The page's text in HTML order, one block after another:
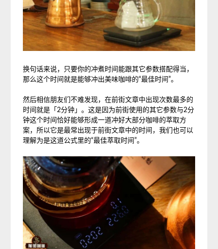
换句话来说，只要你的冲煮时间能跟其它参数搭配得当，
那么这个时间就是能够冲出美味咖啡的“最佳时间”。
然后相信朋友们不难发现，在前街文章中出现次数最多的
时间就是「2分钟」。这是因为前街使用的其它参数与2分
钟这个时间恰好能够形成一道冲好大部分咖啡的萃取方
案，所以它是最常出现于前街文章中的时间，我们也可以
理解为是这道公式里的“最佳萃取时间”。